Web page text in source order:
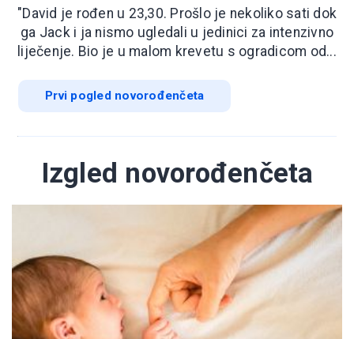
"David je rođen u 23,30. Prošlo je nekoliko sati dok
ga Jack i ja nismo ugledali u jedinici za intenzivno
liječenje. Bio je u malom krevetu s ogradicom od...
Prvi pogled novorođenčeta
Izgled novorođenčeta